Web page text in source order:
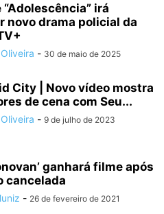
“Adolescência” irá
novo drama policial da
- 30 de maio de 2025
City | Novo vídeo mostra
de cena com Seu...
- 9 de julho de 2023
ganhará filme após
cancelada
- 26 de fevereiro de 2021